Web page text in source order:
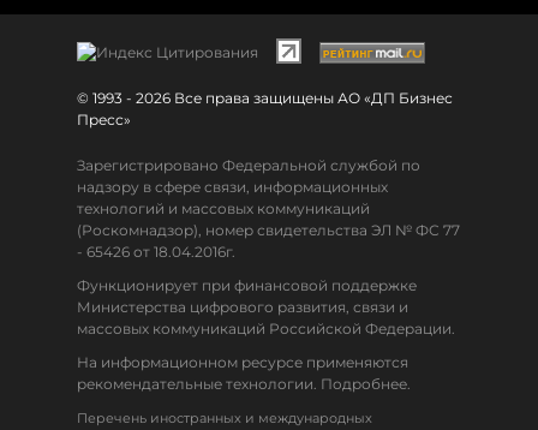
© 1993 - 2026 Все права защищены АО «ДП Бизнес
Пресс»
Зарегистрировано Федеральной службой по
надзору в сфере связи, информационных
технологий и массовых коммуникаций
(Роскомнадзор), номер свидетельства ЭЛ № ФС 77
- 65426 от 18.04.2016г.
Функционирует при финансовой поддержке
Министерства цифрового развития, связи и
массовых коммуникаций Российской Федерации.
На информационном ресурсе применяются
рекомендательные технологии. Подробнее.
Перечень иностранных и международных